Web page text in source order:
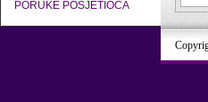
PORUKE POSJETIOCA